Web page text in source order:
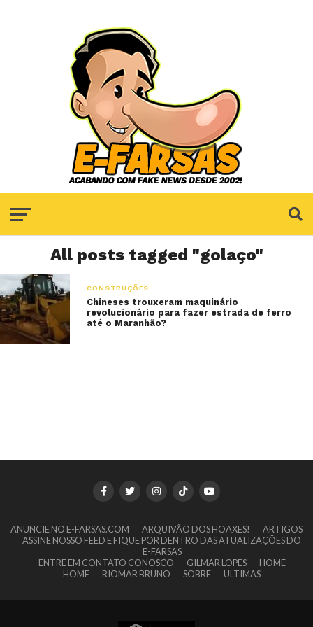
All posts tagged "golaço"
CONSTRUÇÕES
Chineses trouxeram maquinário
revolucionário para fazer estrada de ferro
até o Maranhão?
ANUNCIE NO E-FARSAS.COM ARQUIVÃO DOS HOAXES!
ARTIGOS
ASSINE NOSSO FEED E FIQUE POR DENTRO DAS ATUALIZAÇÕES DO
E-FARSAS
ENTRE EM CONTATO CONOSCO
GILMAR LOPES
HOME
HOME
RIOMAR BRUNO SOBRE ULTIMAS